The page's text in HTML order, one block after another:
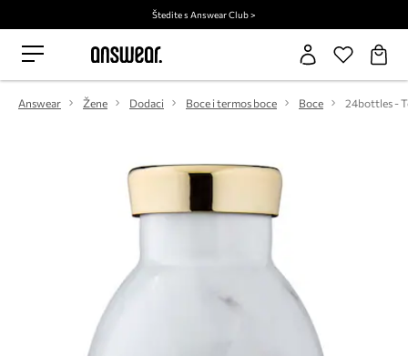
Štedite s Answear Club >
Answear Žene Dodaci Boce i termos boce Boce